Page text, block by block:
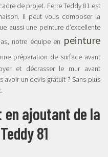
de projet. Ferre Teddy 81 est
Il peut vous composer la
aussi une peinture d’excellente
notre équipe en peinture
préparation de surface avant
et décrasser le mur avant
avoir un devis gratuit ? Sans plus
ajoutant de la
81